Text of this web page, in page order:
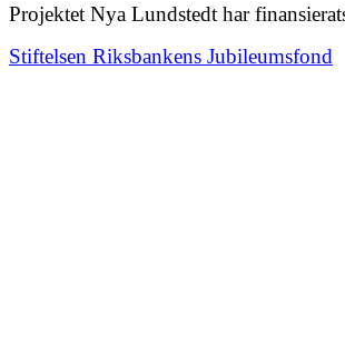
Projektet Nya Lundstedt har
Stiftelsen Riksbankens Jubileumsfond